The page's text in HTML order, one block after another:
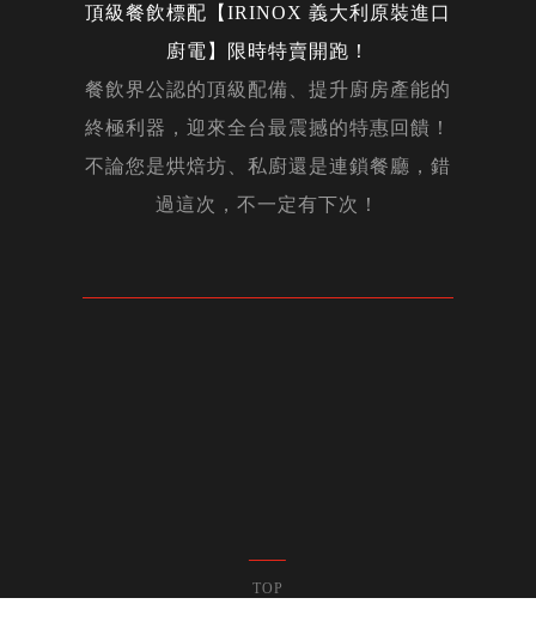
頂級餐飲標配【IRINOX 義大利原裝進口
廚電】限時特賣開跑！
餐飲界公認的頂級配備、提升廚房產能的
終極利器，迎來全台最震撼的特惠回饋！
不論您是烘焙坊、私廚還是連鎖餐廳，錯
過這次，不一定有下次！
OCT 30 2025
JAN 17 2025
MAR 2024
APR 08 2020
DEC 23 2019
NOV 20 2019
JUN 20 2019
MAY 20 2019
TOP